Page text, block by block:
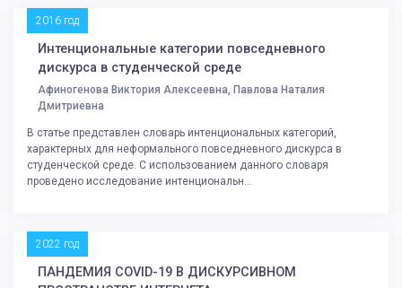
2016 год
Интенциональные категории повседневного
дискурса в студенческой среде
Афиногенова Виктория Алексеевна, Павлова Наталия
Дмитриевна
В статье представлен словарь интенциональных категорий,
характерных для неформального повседневного дискурса в
студенческой среде. С использованием данного словаря
проведено исследование интенциональн...
2022 год
ПАНДЕМИЯ COVID-19 В ДИСКУРСИВНОМ